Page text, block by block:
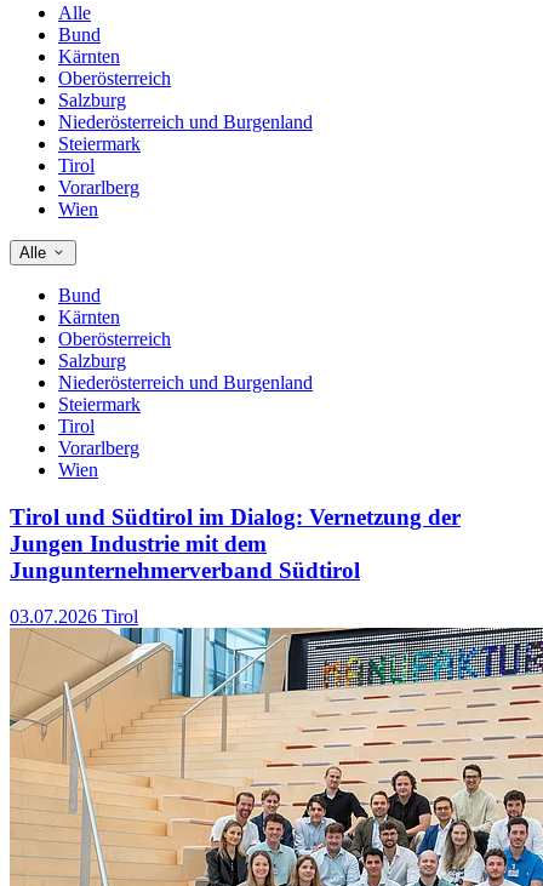
Alle
Bund
Kärnten
Oberösterreich
Salzburg
Niederösterreich und Burgenland
Steiermark
Tirol
Vorarlberg
Wien
Alle
Bund
Kärnten
Oberösterreich
Salzburg
Niederösterreich und Burgenland
Steiermark
Tirol
Vorarlberg
Wien
Tirol und Südtirol im Dialog: Vernetzung der
Jungen Industrie mit dem
Jungunternehmerverband Südtirol
03.07.2026 Tirol